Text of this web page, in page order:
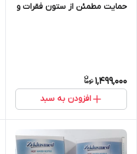
حمایت مطمئن از ستون فقرات و
1,499,000
افزودن به سبد